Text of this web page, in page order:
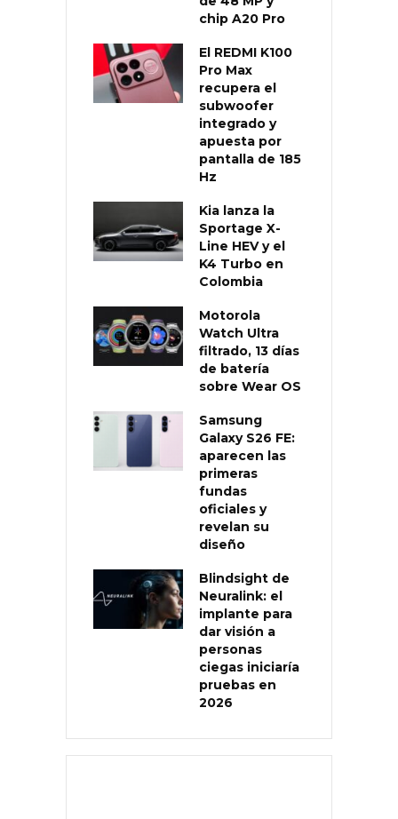
chip A20 Pro
El REDMI K100
Pro Max
recupera el
subwoofer
integrado y
apuesta por
pantalla de 185
Hz
Kia lanza la
Sportage X-
Line HEV y el
K4 Turbo en
Colombia
Motorola
Watch Ultra
filtrado, 13 días
de batería
sobre Wear OS
Samsung
Galaxy S26 FE:
aparecen las
primeras
fundas
oficiales y
revelan su
diseño
Blindsight de
Neuralink: el
implante para
dar visión a
personas
ciegas iniciaría
pruebas en
2026